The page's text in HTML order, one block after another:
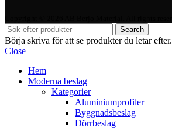
Search
Börja skriva för att se produkter du letar efter.
Close
Hem
Moderna beslag
Kategorier
Aluminiumprofiler
Byggnadsbeslag
Dörrbeslag